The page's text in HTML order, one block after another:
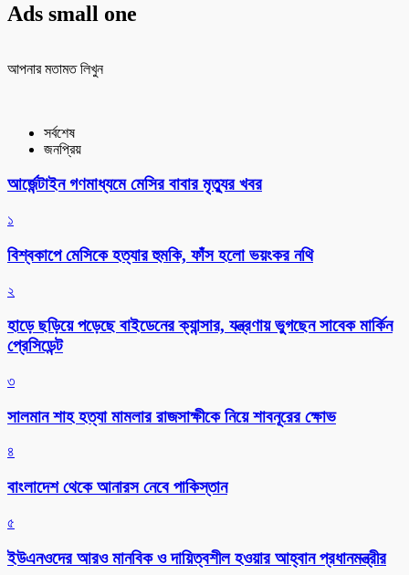
Ads small one
আপনার মতামত লিখুন
সর্বশেষ
জনপ্রিয়
আর্জেন্টাইন গণমাধ্যমে মেসির বাবার মৃত্যুর খবর
১
বিশ্বকাপে মেসিকে হত্যার হুমকি, ফাঁস হলো ভয়ংকর নথি
২
হাড়ে ছড়িয়ে পড়েছে বাইডেনের ক্যান্সার, যন্ত্রণায় ভুগছেন সাবেক মার্কিন
প্রেসিডেন্ট
৩
সালমান শাহ হত্যা মামলার রাজসাক্ষীকে নিয়ে শাবনূরের ক্ষোভ
৪
বাংলাদেশ থেকে আনারস নেবে পাকিস্তান
৫
ইউএনওদের আরও মানবিক ও দায়িত্বশীল হওয়ার আহ্বান প্রধানমন্ত্রীর